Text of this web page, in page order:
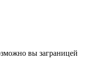
вы заграницей